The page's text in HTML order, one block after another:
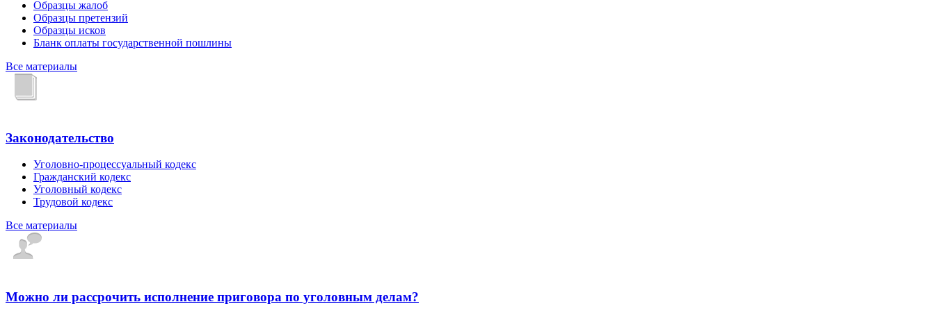
Образцы жалоб
Образцы претензий
Образцы исков
Бланк оплаты государственной пошлины
Все материалы
Законодательство
Уголовно-процессуальный кодекс
Гражданский кодекс
Уголовный кодекс
Трудовой кодекс
Все материалы
Можно ли рассрочить исполнение приговора по уголовным делам?